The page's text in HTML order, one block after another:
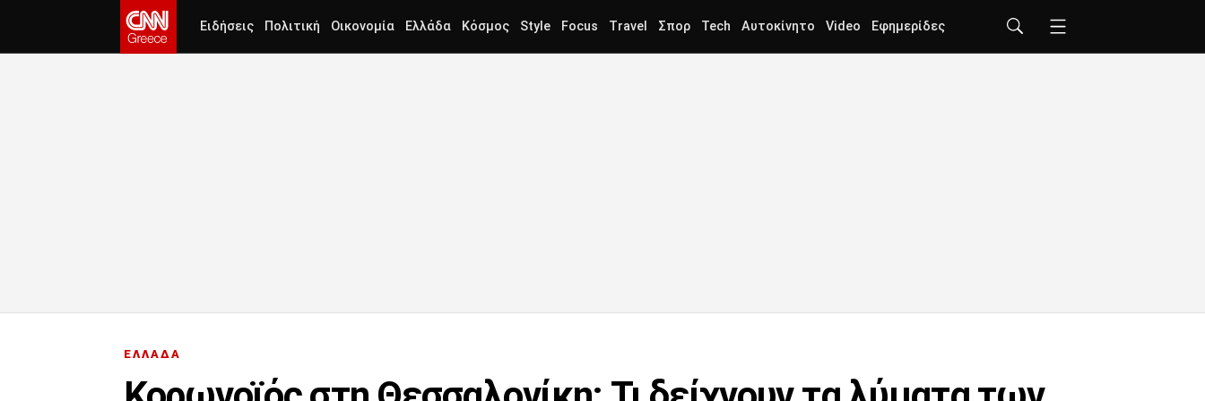
Ειδήσεις Πολιτική Οικονομία Ελλάδα Κόσμος Style Focus Travel Σπορ Tech Αυτοκίνητο Video Εφημερίδες
ΕΛΛΑΔΑ